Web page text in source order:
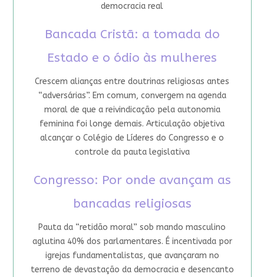
democracia real
Bancada Cristã: a tomada do
Estado e o ódio às mulheres
Crescem alianças entre doutrinas religiosas antes
“adversárias”. Em comum, convergem na agenda
moral de que a reivindicação pela autonomia
feminina foi longe demais. Articulação objetiva
alcançar o Colégio de Líderes do Congresso e o
controle da pauta legislativa
Congresso: Por onde avançam as
bancadas religiosas
Pauta da “retidão moral” sob mando masculino
aglutina 40% dos parlamentares. É incentivada por
igrejas fundamentalistas, que avançaram no
terreno de devastação da democracia e desencanto